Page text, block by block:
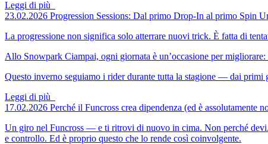
Leggi di più
23.02.2026 Progression Sessions: Dal primo Drop-In al primo Spin
La progressione non significa solo atterrare nuovi trick. È fatta di
Allo Snowpark Ciampai, ogni giornata è un’occasione per
Questo inverno seguiamo i rider durante tutta la stagione — dai
Leggi di più
17.02.2026 Perché il Funcross crea dipendenza (ed è assolutamente
Un giro nel Funcross — e ti ritrovi di nuovo in cima. Non perché devi.
e controllo. Ed è proprio questo che lo rende così coinvolgente.